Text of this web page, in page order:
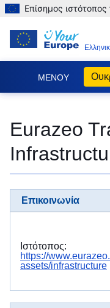
Επίσημος ιστότοπος
ΜΕΝΟΎ
Eurazeo
Επικοινωνία
Ιστότοπος:
https://
assets/infrastructure